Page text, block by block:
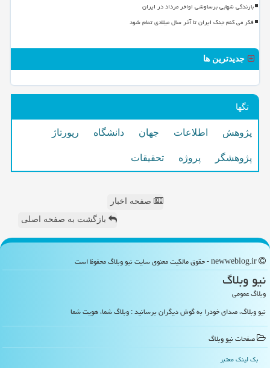
بارندگی شهابی برساوشی اواخر مرداد در ایران
فکر می کنم جنگ ایران تا آخر سال میلادی تمام شود
جدیدترین ها
تگها
پژوهش اطلاعات جهان دانشگاه رپورتاژ
پژوهشگر پروژه تحقیقات
صفحه اخبار
بازگشت به صفحه اصلی
نیو وبلاگ
وبلاگ عمومی
نیو وبلاگ، صدای خودرا به گوش دیگران برسانید : وبلاگ شما، هویت شما
صفحات نیو وبلاگ
بک لینک معتبر